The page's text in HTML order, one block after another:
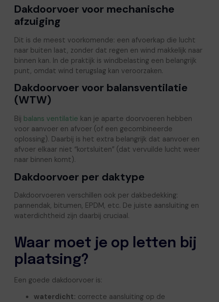
Dakdoorvoer voor mechanische
afzuiging
Dit is de meest voorkomende: een afvoerkap die lucht
naar buiten laat, zonder dat regen en wind makkelijk naar
binnen kan. In de praktijk is windbelasting een belangrijk
punt, omdat wind terugslag kan veroorzaken.
Dakdoorvoer voor balansventilatie
(WTW)
Bij balans ventilatie kan je aparte doorvoeren hebben
voor aanvoer en afvoer (of een gecombineerde
oplossing). Daarbij is het extra belangrijk dat aanvoer en
afvoer elkaar niet “kortsluiten” (dat vervuilde lucht weer
naar binnen komt).
Dakdoorvoer per daktype
Dakdoorvoeren verschillen ook per dakbedekking:
pannendak, bitumen, EPDM, etc. De juiste aansluiting en
waterdichtheid zijn daarbij cruciaal.
Waar moet je op letten bij
plaatsing?
Een goede dakdoorvoer is:
waterdicht: correcte aansluiting op de